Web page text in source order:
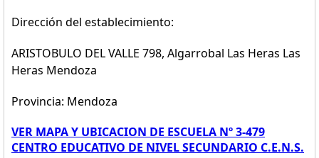
Dirección del establecimiento:
ARISTOBULO DEL VALLE 798, Algarrobal Las Heras Las
Heras Mendoza
Provincia: Mendoza
VER MAPA Y UBICACION DE ESCUELA Nº 3-479
CENTRO EDUCATIVO DE NIVEL SECUNDARIO C.E.N.S.